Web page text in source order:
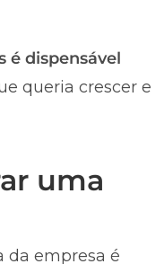
é dispensável
queria crescer e
uma
da empresa é